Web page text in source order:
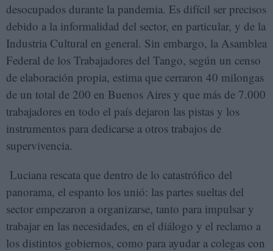
desocupados durante la pandemia. Es difícil ser precisos
debido a la informalidad del sector, en particular, y de la
Industria Cultural en general. Sin embargo, la Asamblea
Federal de los Trabajadores del Tango, según un censo
de elaboración propia, estima que cerraron 40 milongas
de un total de 200 en Buenos Aires y que más de 7.000
trabajadores en todo el país dejaron las pistas y los
instrumentos para dedicarse a otros trabajos de
supervivencia.
Luciana rescata que dentro de lo catastrófico del
panorama, el espanto los unió: las partes sueltas del
sector empezaron a organizarse, tanto para impulsar y
trabajar en las necesidades, en el diálogo y el reclamo a
los distintos gobiernos, como para ayudar a colegas con